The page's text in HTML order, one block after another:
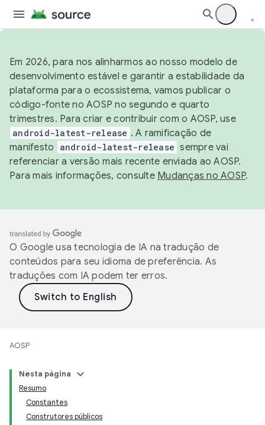
Em 2026, para nos alinharmos ao nosso modelo de
desenvolvimento estável e garantir a estabilidade da
plataforma para o ecossistema, vamos publicar o
código-fonte no AOSP no segundo e quarto
trimestres. Para criar e contribuir com o AOSP, use
android-latest-release . A ramificação de
manifesto
android-latest-release sempre vai
referenciar a versão mais recente enviada ao AOSP.
Para mais informações, consulte Mudanças no AOSP.
O Google usa tecnologia de IA na tradução de
conteúdos para seu idioma de preferência. As
traduções com IA podem ter erros.
AOSP
Nesta página
Resumo
Constantes
Construtores públicos